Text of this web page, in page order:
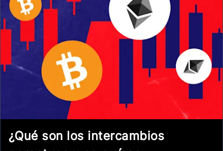
¿Qué son los intercambios